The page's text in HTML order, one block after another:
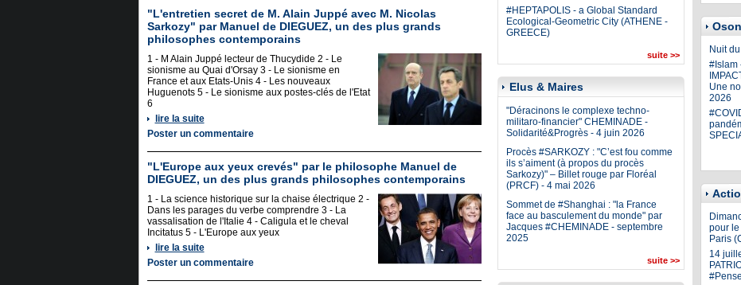
"L'entretien secret de M. Alain Juppé avec M. Nicolas
Sarkozy" par Manuel de DIEGUEZ, un des plus grands
philosophes contemporains
1 - M Alain Juppé lecteur de Thucydide 2 - Le
sionisme au Quai d'Orsay 3 - Le sionisme en
France et aux Etats-Unis 4 - Les nouveaux
Huguenots 5 - Le sionisme aux postes-clés de l'Etat
6
lire la suite
Poster un commentaire
"L'Europe aux yeux crevés" par le philosophe Manuel de
DIEGUEZ, un des plus grands philosophes contemporains
1 - La science historique sur la chaise électrique 2 -
Dans les parages du verbe comprendre 3 - La
vassalisation de l'Italie 4 - Caligula et le cheval
Incitatus 5 - L'Europe aux yeux
lire la suite
Poster un commentaire
#HEPTAPOLIS - a Global Standard
Ecological-Geometric City (ATHENE -
GREECE)
suite >>
Elus & Maires
"Déracinons le complexe techno-
militaro-financier" CHEMINADE -
Solidarité&Progrès - 4 juin 2026
Procès #SARKOZY : "C’est fou comme
ils s’aiment (à propos du procès
Sarkozy)" – Billet rouge par Floréal
(PRCF) - 4 mai 2026
Sommet de #Shanghai : "la France
face au basculement du monde" par
Jacques #CHEMINADE - septembre
2025
suite >>
Nuit
#Islam
Une
2026
pour
Paris
14